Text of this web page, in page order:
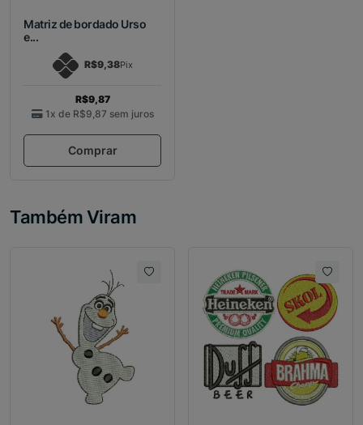
Matriz de bordado Urso
e...
R$9,38Pix
R$9,87
1x de R$9,87 sem juros
Comprar
Também Viram